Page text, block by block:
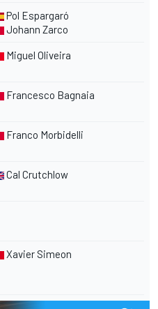
Pol Espargaró
Johann Zarco
Miguel Oliveira
Francesco Bagnaia
Franco Morbidelli
Cal Crutchlow
Xavier Simeon